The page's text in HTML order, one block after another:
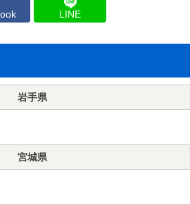
LINE
岩手県
宮城県